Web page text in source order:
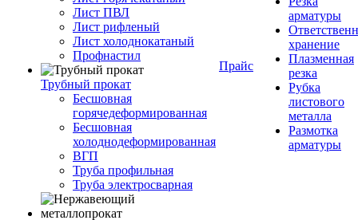
Лист ПВЛ
Лист рифленый
Лист холоднокатаный
Профнастил
Трубный прокат
Бесшовная
горячедеформированная
Бесшовная
холоднодеформированная
ВГП
Труба профильная
Труба электросварная
Прайс
арматуры
хранение
Плазменная
резка
Рубка
листового
металла
Размотка
арматуры